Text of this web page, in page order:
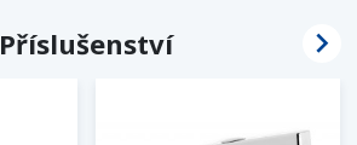
Příslušenství 